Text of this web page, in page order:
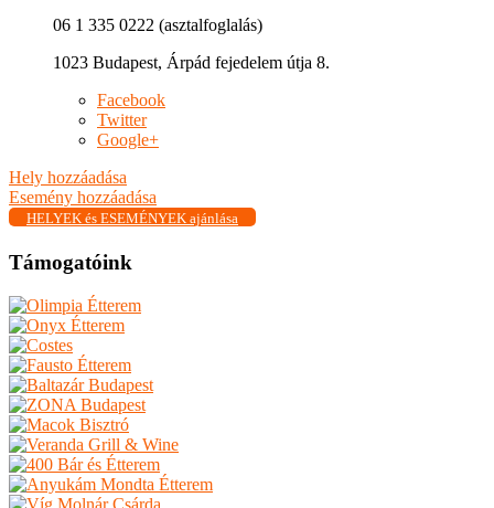
06 1 335 0222 (asztalfoglalás)
1023 Budapest, Árpád fejedelem útja 8.
Facebook
Twitter
Google+
Hely hozzáadása
Esemény hozzáadása
HELYEK és ESEMÉNYEK ajánlása
Támogatóink